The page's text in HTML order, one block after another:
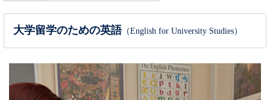
大学留学のための英語（English for University Studies）